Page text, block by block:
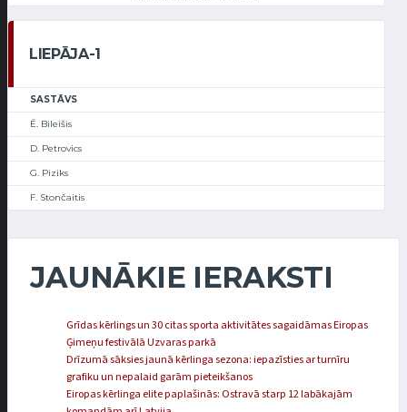
LIEPĀJA-1
SASTĀVS
Ē. Bileišis
D. Petrovics
G. Piziks
F. Stončaitis
JAUNĀKIE IERAKSTI
Grīdas kērlings un 30 citas sporta aktivitātes sagaidāmas Eiropas
Ģimeņu festivālā Uzvaras parkā
Drīzumā sāksies jaunā kērlinga sezona: iepazīsties ar turnīru
grafiku un nepalaid garām pieteikšanos
Eiropas kērlinga elite paplašinās: Ostravā starp 12 labākajām